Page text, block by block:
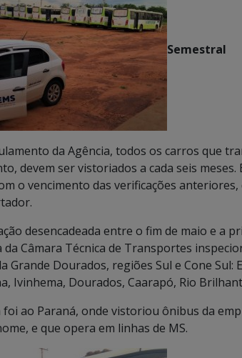
Semestral
da Agência, todos os carros que
devem ser vistoriados a cada seis
o vencimento das verificações
desencadeada entre o fim de maio e a
da Câmara Técnica de Transportes
Grande Dourados, regiões Sul e Cone
Ivinhema, Dourados, Caarapó, Rio
foi ao Paraná, onde vistoriou ônibus da
e que opera em linhas de MS.